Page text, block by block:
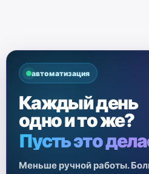
автоматизация
Каждый день
одно и то же?
Пусть это
Меньше ручной работы.